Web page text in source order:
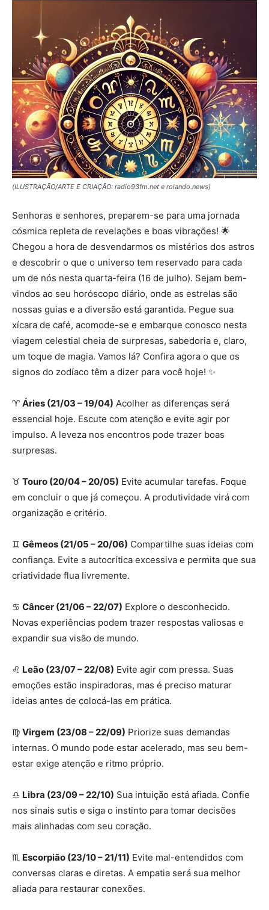
(ILUSTRAÇÃO/ARTE E CRIAÇÃO: radio93fm.net e rolando.news)
Senhoras e senhores, preparem-se para uma jornada
cósmica repleta de revelações e boas vibrações! 🌟
Chegou a hora de desvendarmos os mistérios dos astros
e descobrir o que o universo tem reservado para cada
um de nós nesta quarta-feira (16 de julho). Sejam bem-
vindos ao seu horóscopo diário, onde as estrelas são
nossas guias e a diversão está garantida. Pegue sua
xícara de café, acomode-se e embarque conosco nesta
viagem celestial cheia de surpresas, sabedoria e, claro,
um toque de magia. Vamos lá? Confira agora o que os
signos do zodíaco têm a dizer para você hoje! ✨
♈ Áries (21/03 – 19/04) Acolher as diferenças será
essencial hoje. Escute com atenção e evite agir por
impulso. A leveza nos encontros pode trazer boas
surpresas.
♉ Touro (20/04 – 20/05) Evite acumular tarefas. Foque
em concluir o que já começou. A produtividade virá com
organização e critério.
♊ Gêmeos (21/05 – 20/06) Compartilhe suas ideias com
confiança. Evite a autocrítica excessiva e permita que sua
criatividade flua livremente.
♋ Câncer (21/06 – 22/07) Explore o desconhecido.
Novas experiências podem trazer respostas valiosas e
expandir sua visão de mundo.
♌ Leão (23/07 – 22/08) Evite agir com pressa. Suas
emoções estão inspiradoras, mas é preciso maturar
ideias antes de colocá-las em prática.
♍ Virgem (23/08 – 22/09) Priorize suas demandas
internas. O mundo pode estar acelerado, mas seu bem-
estar exige atenção e ritmo próprio.
♎ Libra (23/09 – 22/10) Sua intuição está afiada. Confie
nos sinais sutis e siga o instinto para tomar decisões
mais alinhadas com seu coração.
♏ Escorpião (23/10 – 21/11) Evite mal-entendidos com
conversas claras e diretas. A empatia será sua melhor
aliada para restaurar conexões.